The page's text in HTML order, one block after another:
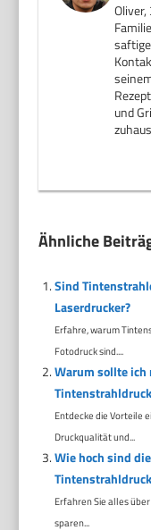
und
Ähnliche
Sind
Laserdrucker?
Erfahre, warum
Fotodruck sind....
Warum sollte
Entdecke die Vorteile
Druckqualität und...
Wie hoch sind
Erfahren Sie alles
sparen...